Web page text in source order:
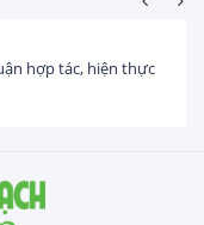
Nam đạt gần 25 tỷ